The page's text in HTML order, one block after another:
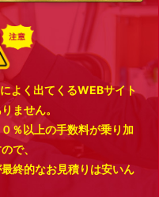
よく出てくるWEBサイト
ません。
％以上の手数料が乗り加
で、
終的なお見積りは安いん